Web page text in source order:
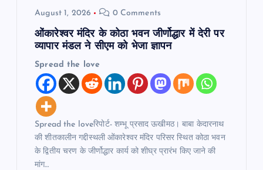
August 1, 2026 0 Comments
ओंकारेश्वर मंदिर के कोठा भवन जीर्णोद्धार में देरी पर
व्यापार मंडल ने सीएम को भेजा ज्ञापन
Spread the love
Spread the loveरिपोर्ट- शम्भू प्रसाद ऊखीमठ। बाबा केदारनाथ
की शीतकालीन गद्दीस्थली ओंकारेश्वर मंदिर परिसर स्थित कोठा भवन
के द्वितीय चरण के जीर्णोद्धार कार्य को शीघ्र प्रारंभ किए जाने की
मांग…